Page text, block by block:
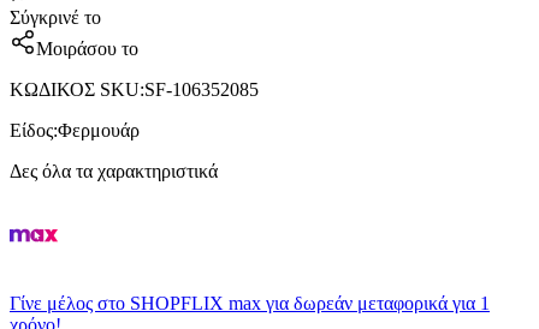
Σύγκρινέ το
Μοιράσου το
ΚΩΔΙΚΟΣ SKU:SF-106352085
Είδος:Φερμουάρ
Δες όλα τα χαρακτηριστικά
Γίνε μέλος στο SHOPFLIX max για δωρεάν μεταφορικά για 1
χρόνο!